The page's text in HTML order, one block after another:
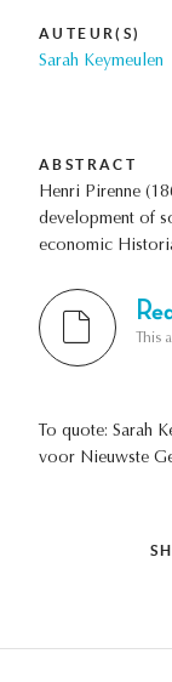
AUTEUR(S)
Sarah Keymeulen
ABSTRACT
Henri Pirenne
development of
economic
This
To quote: Sarah
voor Nieuwste